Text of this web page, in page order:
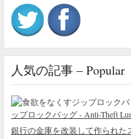
人気の記事 – Popular
ップロックバッグ - Anti-Theft
銀行の金庫を改装して作られた